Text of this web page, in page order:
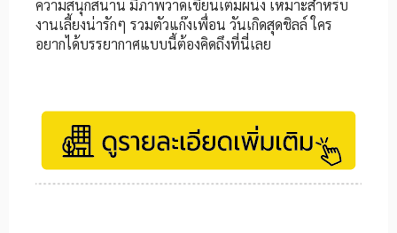
ความสนุกสนาน มีภาพวาดเขียนเต็มผนัง เหมาะสำหรับ
งานเลี้ยงน่ารักๆ รวมตัวแก๊งเพื่อน วันเกิดสุดชิลล์ ใคร
อยากได้บรรยากาศแบบนี้ต้องคิดถึงที่นี่เลย